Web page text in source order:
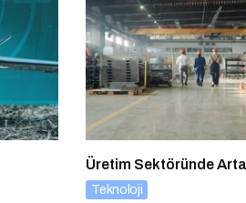
Üretim Sektöründe
Teknoloji